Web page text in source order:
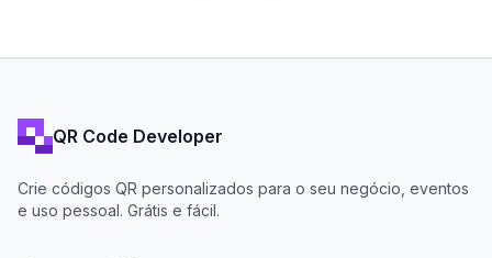
QR Code Developer
Crie códigos QR personalizados para o seu negócio, eventos
e uso pessoal. Grátis e fácil.